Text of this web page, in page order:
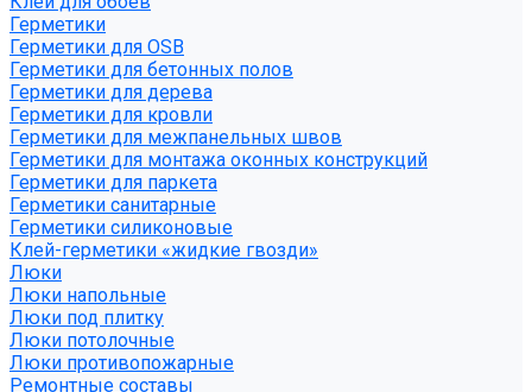
Герметики
Герметики для OSB
Герметики для бетонных полов
Герметики для дерева
Герметики для кровли
Герметики для межпанельных швов
Герметики для монтажа оконных конструкций
Герметики для паркета
Герметики санитарные
Герметики силиконовые
Клей-герметики «жидкие гвозди»
Люки
Люки напольные
Люки под плитку
Люки потолочные
Люки противопожарные
Ремонтные составы